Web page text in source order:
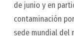
de junio y en
contaminación
sede mundial del